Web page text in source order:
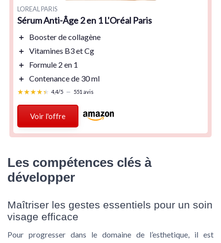
LOREAL PARIS
Sérum Anti-Âge 2 en 1 L'Oréal Paris
＋
Booster de collagène
＋ Vitamines B3 et Cg
＋
Formule 2 en 1
＋ Contenance de 30 ml
★★★★★
★★★★★ 4,4/5 — 551 avis
Voir l'offre
Les compétences clés à
développer
Maîtriser les gestes essentiels pour un soin
visage efficace
Pour progresser dans le domaine de l’esthetique, il est